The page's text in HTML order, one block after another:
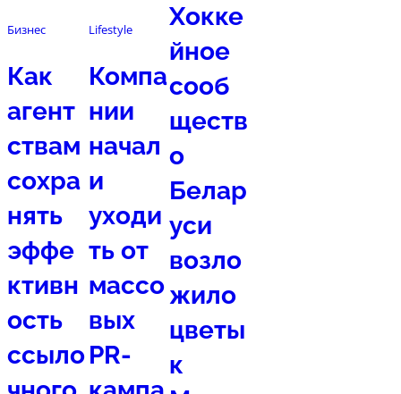
Бизнес
Как
агент
ствам
сохра
нять
эффе
ктивн
ость
ссыло
Lifestyle
Компа
нии
начал
и
уходи
ть от
массо
вых
PR-
Хокке
йное
сооб
ществ
о
Белар
уси
возло
жило
цветы
к